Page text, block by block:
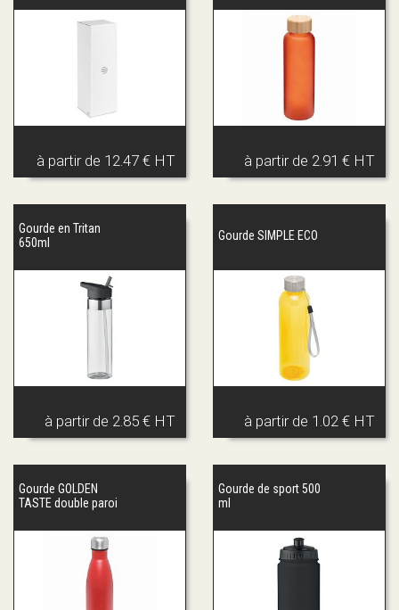
à partir de 12.47 € HT à partir de 2.91 € HT
Gourde en Tritan
650ml
à partir de 2.85 € HT
Gourde SIMPLE ECO
à partir de 1.02 € HT
Gourde GOLDEN
TASTE double paroi
Gourde de sport 500
ml